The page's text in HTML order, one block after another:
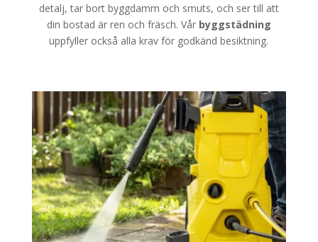
detalj, tar bort byggdamm och smuts, och ser till att
din bostad är ren och fräsch. Vår byggstädning
uppfyller också alla krav för godkänd besiktning.